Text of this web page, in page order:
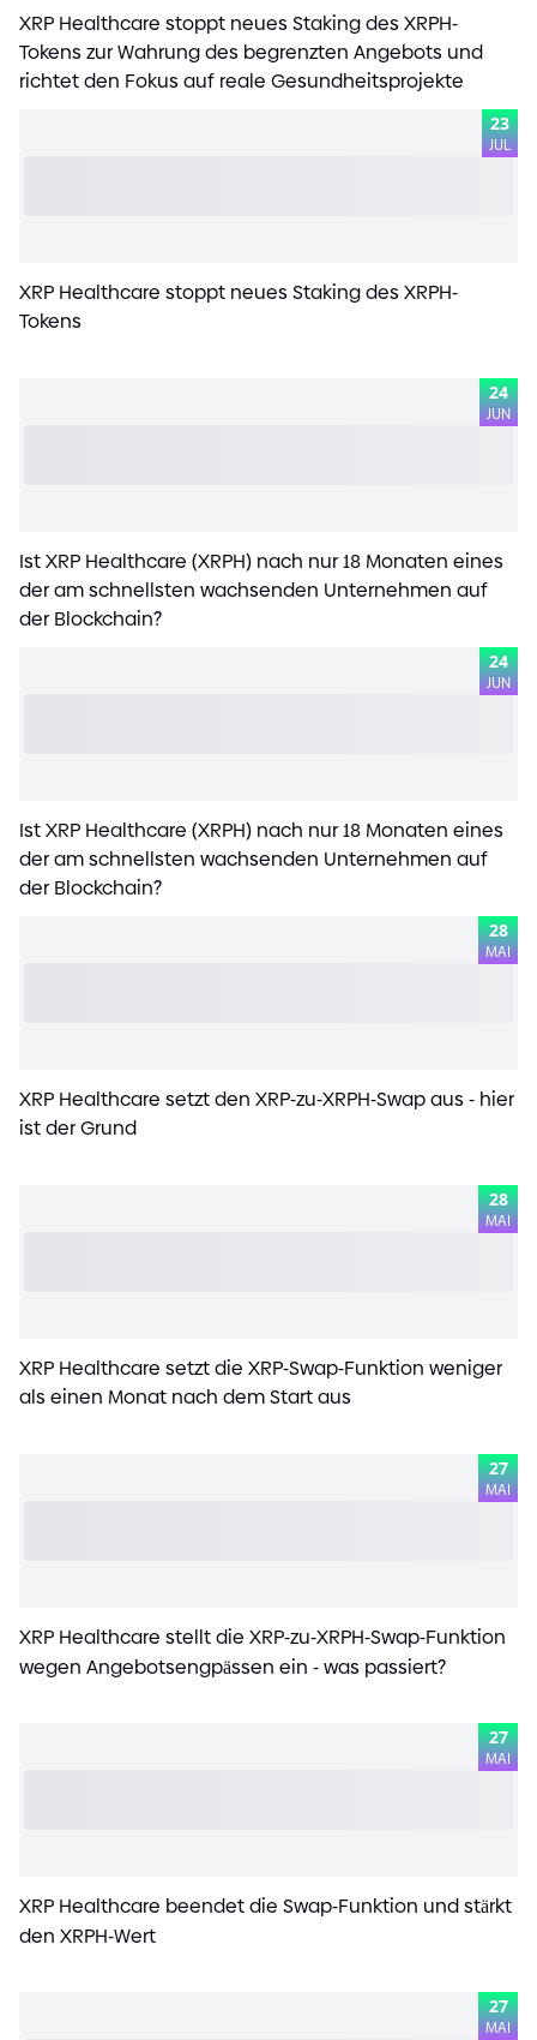
XRP Healthcare stoppt neues Staking des XRPH-
Tokens zur Wahrung des begrenzten Angebots und
richtet den Fokus auf reale Gesundheitsprojekte
23
JUL
XRP Healthcare stoppt neues Staking des XRPH-
Tokens
24
JUN
Ist XRP Healthcare (XRPH) nach nur 18 Monaten eines
der am schnellsten wachsenden Unternehmen auf
der Blockchain?
24
JUN
Ist XRP Healthcare (XRPH) nach nur 18 Monaten eines
der am schnellsten wachsenden Unternehmen auf
der Blockchain?
28
MAI
XRP Healthcare setzt den XRP-zu-XRPH-Swap aus- hier
ist der Grund
28
MAI
XRP Healthcare setzt die XRP-Swap-Funktion weniger
als einen Monat nach dem Start aus
27
MAI
XRP Healthcare stellt die XRP-zu-XRPH-Swap-Funktion
wegen Angebotsengpässen ein -was passiert?
27
MAI
XRP Healthcare beendet die Swap-Funktion und stärkt
den XRPH-Wert
27
MAI